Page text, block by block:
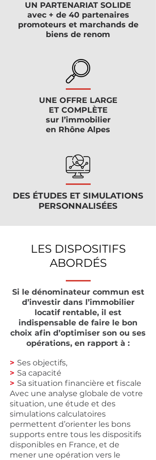
UN PARTENARIAT SOLIDE
avec + de 40 partenaires
promoteurs et marchands de
biens de renom
UNE OFFRE LARGE
ET COMPLÈTE
sur l’immobilier
en Rhône Alpes
DES ÉTUDES ET SIMULATIONS
PERSONNALISÉES
LES DISPOSITIFS
ABORDÉS
Si le dénominateur commun est
d’investir dans l’immobilier
locatif rentable, il est
indispensable de faire le bon
choix afin d’optimiser son ou ses
opérations, en rapport à :
> Ses objectifs,
> Sa capacité
> Sa situation financière et fiscale
Avec une analyse globale de votre
situation, une étude et des
simulations calculatoires
permettent d’orienter les bons
supports entre tous les dispositifs
disponibles en France, et de
mener une opération vers le